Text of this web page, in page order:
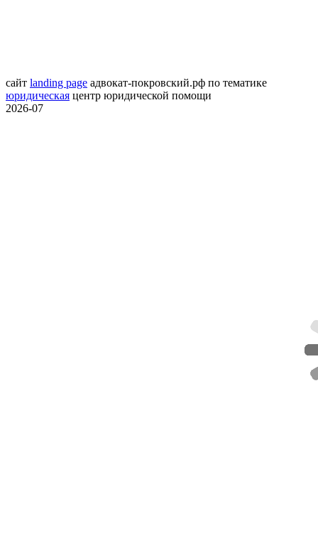
сайт landing page адвокат-покровский.рф по тематике
юридическая центр юридической помощи
2026-07